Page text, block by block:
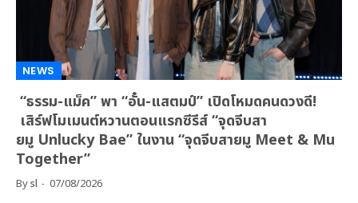
NEWS
“ธรรม-แม็ค” พา “อั๋น-แสตมป์” เปิดโหมดคนดวงดี!
เสิร์ฟโมเมนต์หวานตอนแรกซีรีส์ “จุดจีบสา
ยมู Unlucky Bae” ในงาน “จุดจีบสายมู Meet & Mu
Together”
Bysl 07/08/2026